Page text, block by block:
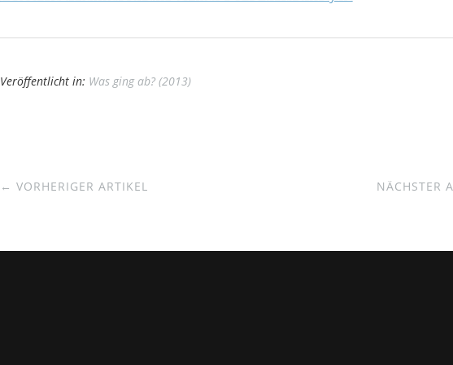
Veröffentlicht in: Was ging ab? (2013)
NÄCHSTER
← VORHERIGER ARTIKEL